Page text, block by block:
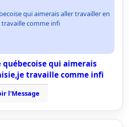
qui aimerais aller travailler en
comme infi
qui aimerais
travaille comme infi
l'Message